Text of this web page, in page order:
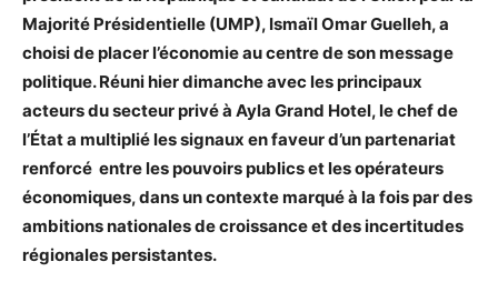
Majorité Présidentielle (UMP), Ismaïl Omar Guelleh, a
choisi de placer l’économie au centre de son message
politique. Réuni hier dimanche avec les principaux
acteurs du secteur privé à Ayla Grand Hotel, le chef de
l’État a multiplié les signaux en faveur d’un partenariat
renforcé entre les pouvoirs publics et les opérateurs
économiques, dans un contexte marqué à la fois par des
ambitions nationales de croissance et des incertitudes
régionales persistantes.